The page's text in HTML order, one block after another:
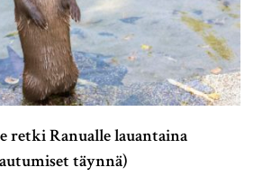
retki Ranualle lauantaina
täynnä)